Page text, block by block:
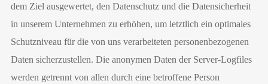
dem Ziel ausgewertet, den Datenschutz und die Datensicherheit
in unserem Unternehmen zu erhöhen, um letztlich ein optimales
Schutzniveau für die von uns verarbeiteten personenbezogenen
Daten sicherzustellen. Die anonymen Daten der Server-Logfiles
werden getrennt von allen durch eine betroffene Person